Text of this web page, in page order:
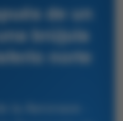
de un
brújula
norte